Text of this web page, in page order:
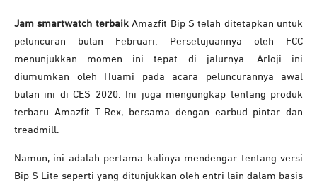
Jam smartwatch terbaikAmazfit Bip S telah ditetapkan untuk
peluncuran bulan Februari. Persetujuannya oleh FCC
menunjukkan momen ini tepat di jalurnya. Arloji ini
diumumkan oleh Huami pada acara peluncurannya awal
bulan ini di CES 2020. Ini juga mengungkap tentang produk
terbaru Amazfit T-Rex, bersama dengan earbud pintar dan
treadmill.
Namun, ini adalah pertama kalinya mendengar tentang versi
Bip S Lite seperti yang ditunjukkan oleh entri lain dalam basis